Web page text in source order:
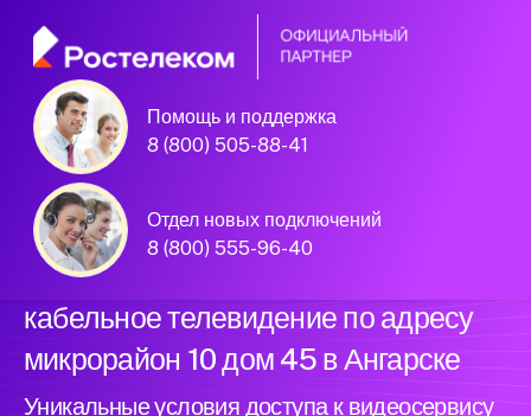
Помощь и поддержка
8 (800) 505-88-41
Отдел новых подключений
8 (800) 555-96-40
Официальный
партнер Ростелеком
Подключили новый интернет и
кабельное телевидение по адресу
микрорайон 10 дом 45 в Ангарске
Уникальные условия доступа к видеосервису